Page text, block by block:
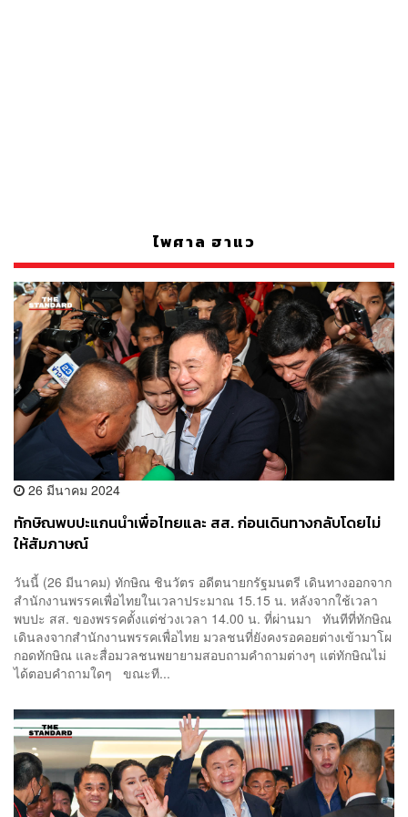
ไพศาล ฮาแว
26 มีนาคม 2024
ทักษิณพบปะแกนนำเพื่อไทยและ สส.​ ก่อนเดินทางกลับโดยไม่
ให้สัมภาษณ์
วันนี้ (26 มีนาคม) ทักษิณ​ ชินวัตร อดีตนายกรัฐมนตรี เดินทางออกจาก
สำนักงานพรรคเพื่อไทยในเวลาประมาณ 15.15 น.​ หลังจากใช้เวลา
พบปะ สส. ของพรรคตั้งแต่ช่วงเวลา 14.00 น. ที่ผ่านมา ทันทีที่ทักษิณ
เดินลงจากสำนักงานพรรคเพื่อไทย มวลชนที่ยังคงรอคอยต่างเข้ามาโผ
กอดทักษิณ และสื่อมวลชนพยายามสอบถามคำถามต่างๆ แต่ทักษิณไม่
ได้ตอบคำถามใดๆ ขณะที...